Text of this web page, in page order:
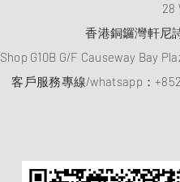
28
香港銅鑼灣軒尼
Shop G10B G/F Causeway Bay
客戶服務專線/whatsapp：